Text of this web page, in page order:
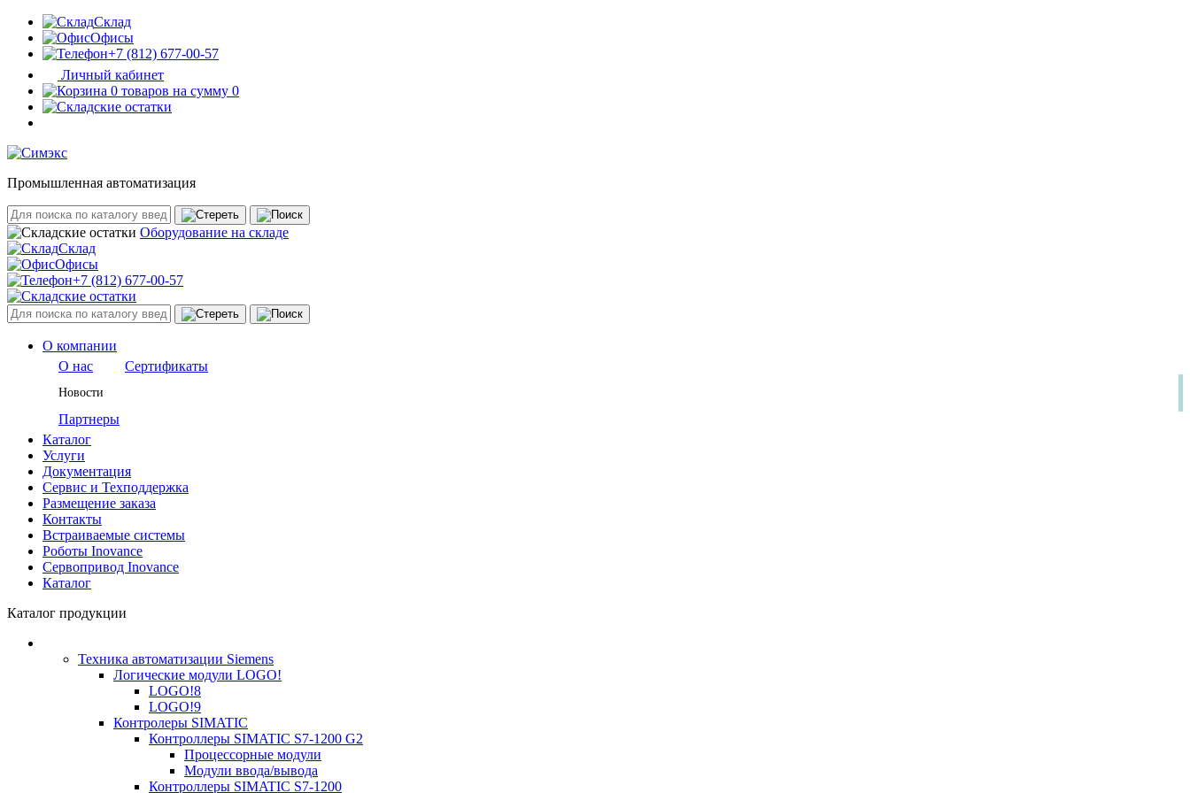
Склад
Офисы
+7 (812) 677-00-57
Личный кабинет
0 товаров на сумму 0
Промышленная автоматизация
Оборудование на складе
Склад
Офисы
+7 (812) 677-00-57
О компании
О нас
Сертификаты
Новости
Партнеры
Каталог
Услуги
Документация
Сервис и Техподдержка
Размещение заказа
Контакты
Встраиваемые системы
Роботы Inovance
Сервопривод Inovance
Каталог
Каталог продукции
Техника автоматизации Siemens
Логические модули LOGO!
LOGO!8
LOGO!9
Контролеры SIMATIC
Контроллеры SIMATIC S7-1200 G2
Процессорные модули
Модули ввода/вывода
Контроллеры SIMATIC S7-1200